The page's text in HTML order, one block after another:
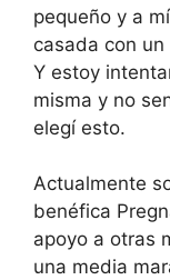
pequeño y a
casada con
Y estoy
misma y no
elegí esto.
Actualmente
benéfica
apoyo a otras
una media